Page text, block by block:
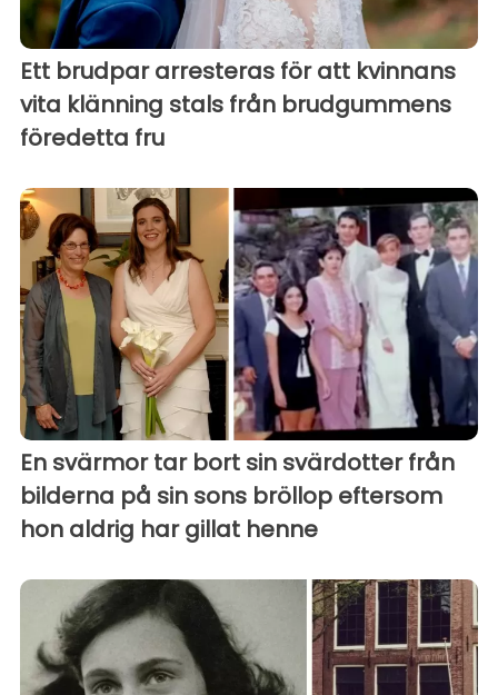
Ett brudpar arresteras för att kvinnans
vita klänning stals från brudgummens
föredetta fru
En svärmor tar bort sin svärdotter från
bilderna på sin sons bröllop eftersom
hon aldrig har gillat henne